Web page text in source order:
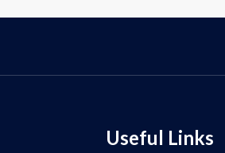
Useful Links